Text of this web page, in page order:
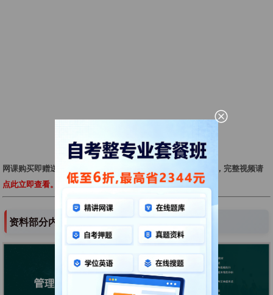
网课购买即赠送该科目配套价值39.9元在线题库（
），完整视频请
点此立即查看。
资料部分内容展示